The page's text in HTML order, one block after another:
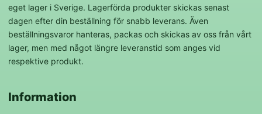
eget lager i Sverige. Lagerförda produkter skickas senast
dagen efter din beställning för snabb leverans. Även
beställningsvaror hanteras, packas och skickas av oss från vårt
lager, men med något längre leveranstid som anges vid
respektive produkt.
Information